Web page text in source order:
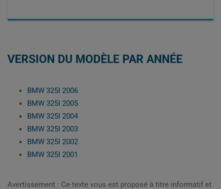
VERSION DU MODÈLE PAR ANNÉE
BMW 325I 2006
BMW 325I 2005
BMW 325I 2004
BMW 325I 2003
BMW 325I 2002
BMW 325I 2001
Avertissement : Ce texte vous est proposé à titre informatif et